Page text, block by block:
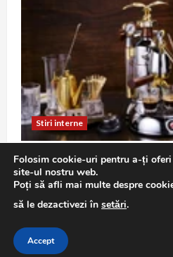
Stiri interne
Pericol major la trecerea
Șoseaua Petricani: o
bariere în timp ce trecea
Editor RomNews august 8, 2026
Folosim cookie-uri pentru a-ți
site-ul nostru web.
Poți să afli mai multe despre
să le dezactivezi în setări.
Accept